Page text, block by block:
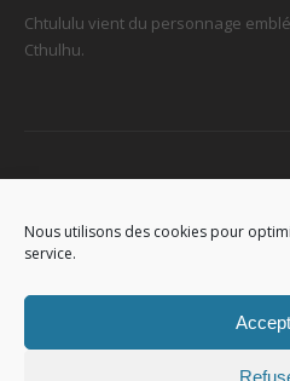
Nous utilisons des cookies pour
service.
Chtululu vient du personnage
Cthulhu.